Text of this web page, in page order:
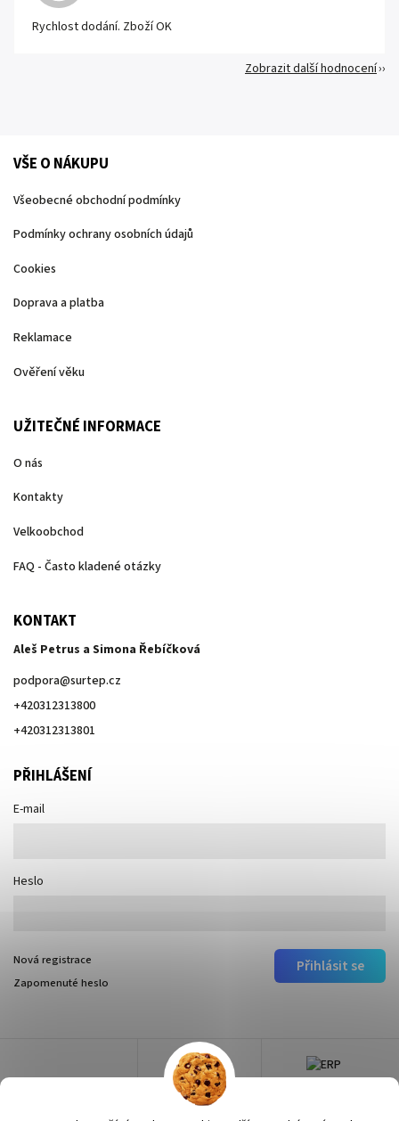
Rychlost dodání. Zboží OK
Zobrazit další hodnocení
VŠE O NÁKUPU
Všeobecné obchodní podmínky
Podmínky ochrany osobních údajů
Cookies
Doprava a platba
Reklamace
Ověření věku
UŽITEČNÉ INFORMACE
O nás
Kontakty
Velkoobchod
FAQ - Často kladené otázky
KONTAKT
Aleš Petrus a Simona Řebíčková
podpora@surtep.cz
+420312313800
+420312313801
PŘIHLÁŠENÍ
E-mail
Heslo
Přihlásit se
Nová registrace
Zapomenuté heslo